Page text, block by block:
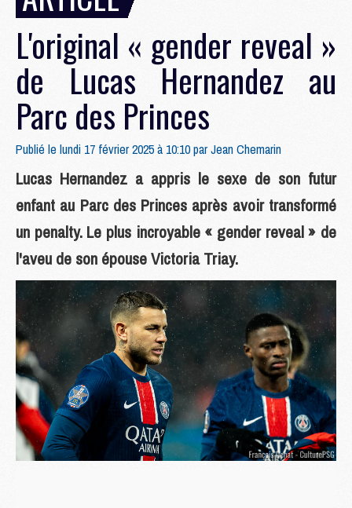
L'original « gender reveal »
de Lucas Hernandez au
Parc des Princes
Publié le lundi 17 février 2025 à 10:10 parJean Chemarin
Lucas Hernandez a appris le sexe de son futur
enfant au Parc des Princes après avoir transformé
un penalty. Le plus incroyable « gender reveal » de
l'aveu de son épouse Victoria Triay.